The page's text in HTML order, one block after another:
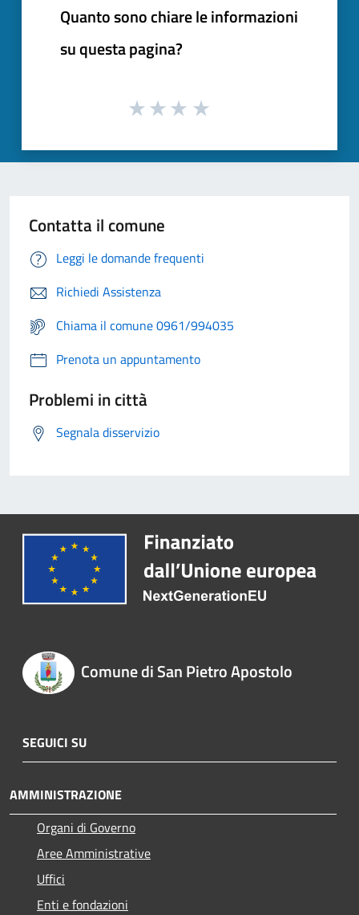
Quanto sono chiare le informazioni
su questa pagina?
Contatta il comune
Leggi le domande frequenti
Richiedi Assistenza
Chiama il comune 0961/994035
Prenota un appuntamento
Problemi in città
Segnala disservizio
Comune di San Pietro Apostolo
SEGUICI SU
AMMINISTRAZIONE
Organi di Governo
Aree Amministrative
Uffici
Enti e fondazioni